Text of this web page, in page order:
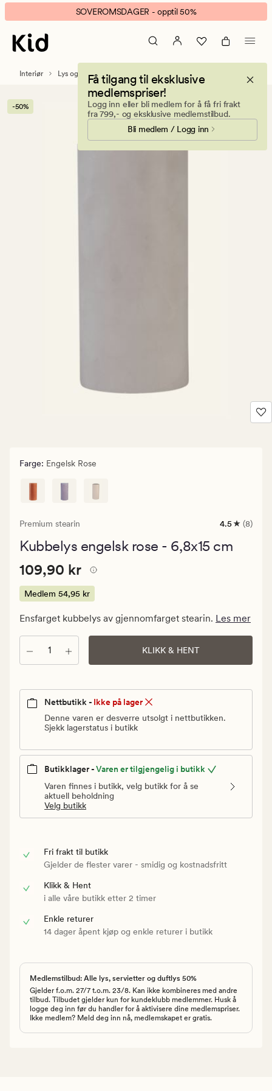
Premium
stearin
kubbelys
engelsk
banner.
Klikk
ESCAPE
pause.
SOVEROMSDAGER - opptil 50%
Få tilgang til eksklusive
medlemspriser!
Logg inn eller bli medlem for å få fri frakt
fra 799,- og eksklusive medlemstilbud.
Bli medlem / Logg inn
Interiør Lys og duftlys Kubbelys
-50%
Farge: Engelsk Rose
Premium stearin
8
med
4.5 (8)
Kubbelys engelsk rose - 6,8x15 cm
Pris
109,90
kr.
54,95
kr
Pris 109,90 kr
109,90 kr
Medlem 54,95 kr
Ensfarget kubbelys av gjennomfarget stearin. Les mer
Antall KLIKK & HENT
Nettbutikk - Ikke på lager
Denne varen er desverre utsolgt i nettbutikken.
Sjekk lagerstatus i butikk
Butikklager -Varen er tilgjengelig i butikk
Varen finnes i butikk, velg butikk for å se
aktuell beholdning
Velg butikk
Fri frakt til butikk
Gjelder de flester varer - smidig og kostnadsfritt
Klikk & Hent
i alle våre butikk etter 2 timer
Enkle returer
14 dager åpent kjøp og enkle returer i butikk
Medlemstilbud: Alle lys, servietter og duftlys 50%
Gjelder f.o.m. 27/7 t.o.m. 23/8. Kan ikke kombineres med andre
tilbud. Tilbudet gjelder kun for kundeklubb medlemmer. Husk å
logge deg inn før du handler for å aktivisere dine medlemspriser.
Ikke medlem? Meld deg inn nå, medlemskapet er gratis.